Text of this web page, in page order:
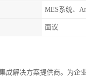
MES系统、
面议
成解决方案提供商。为企